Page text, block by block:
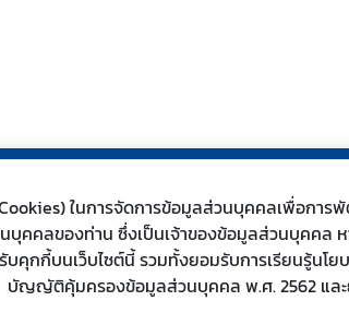
ในการจัดการข้อมูลส่วนบุคคลเพื่อการ
คคลของท่าน ซึ่งเป็นเจ้าของข้อมูลส่วนบุคคล ห
คุกกี้บนเว็บไซต์นี้ รวมทั้งยอมรับการเรียนรู้นโ
บัญญัติคุ้มครองข้อมูลส่วนบุคคล พ.ศ. 2562 และ